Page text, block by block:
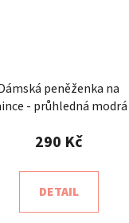
peněženka na
- průhledná modrá
290 Kč
DETAIL